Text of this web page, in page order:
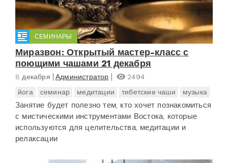
СЕМИНАРЫ
Миразвон: Открытый мастер-класс с
поющими чашами 21 декабря
8 декабря Администратор
2494
йога
семинар медитации тибетские чаши музыка
Занятие будет полезно тем, кто хочет познакомиться
с мистическими инструментами Востока, которые
используются для целительства, медитации и
релаксации